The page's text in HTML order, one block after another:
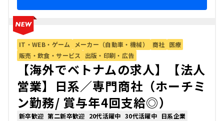
IT・WEB・ゲーム メーカー（自動車・機械） 商社 医療
販売・飲食・サービス
出版・印刷・広告
【海外でベトナムの求人】【法人
営業】日系／専門商社（ホーチミ
ン勤務/ 賞与年4回支給◎）
新卒歓迎 第二新卒歓迎 20代活躍中 30代活躍中 日系企業